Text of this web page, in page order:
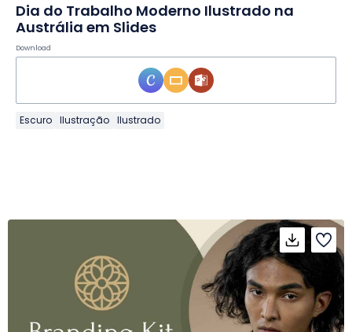
Dia do Trabalho Moderno Ilustrado na
Austrália em Slides
Download
Escuro Ilustração Ilustrado